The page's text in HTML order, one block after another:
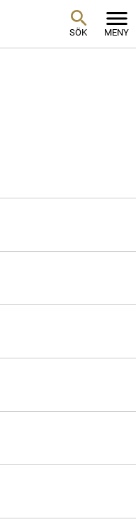
SÖK MENY